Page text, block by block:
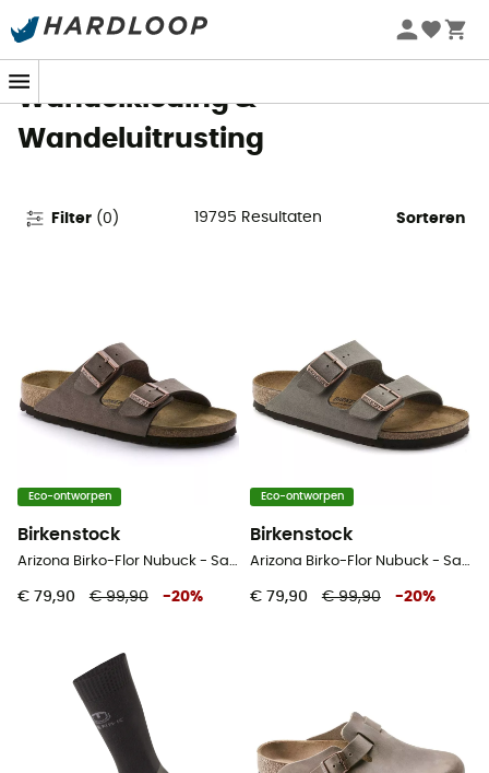
Zomeraanbiedingen 🔥 -5% EXTRA vanaf 2 producten* met
Wandelkleding &
Wandeluitrusting
Filter (0 ) 19795 Resultaten Sorteren
Eco-ontworpen
Birkenstock
Arizona Birko-Flor Nubuck - Sandalen
€ 79,90 € 99,90 -20%
Eco-ontworpen
Birkenstock
Arizona Birko-Flor Nubuck - Sandalen
€ 79,90 € 99,90 -20%